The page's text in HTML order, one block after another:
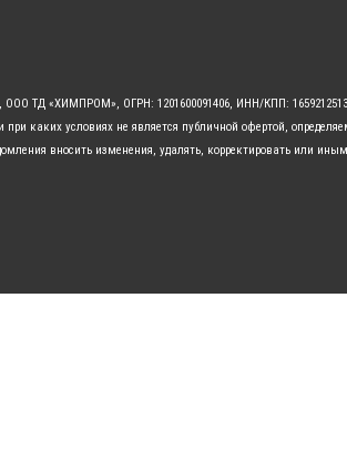
ООО ТД «ХИМПРОМ», ОГРН: 1201600091406, ИНН/КПП:
при каких условиях не является публичной офертой,
вносить изменения, удалять, корректировать или